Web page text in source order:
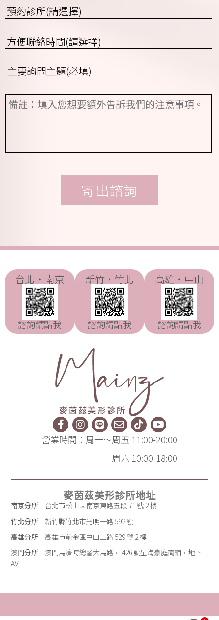
行
動
電
話
的
ID
預
約
所
選
擇)
方
便
聯
絡
間
(請
詢
問
項
目
備
註
台北・南京
諮詢請點我
新竹・竹北
諮詢請點我
高雄・中山
諮詢請點我
營業時間：周一～周五 11:00-20:00
周六 10:00-18:00
麥茵茲美形診所地址
南京分所 ｜台北市松山區南京東路五段 71 號 2 樓
竹北分所 ｜新竹縣竹北市光明一路 592 號
高雄分所 ｜高雄市前金區中山二路 529 號 2 樓
澳門分所 ｜澳門馬濟時總督大馬路， 426 號星海豪庭商鋪，地下
AV